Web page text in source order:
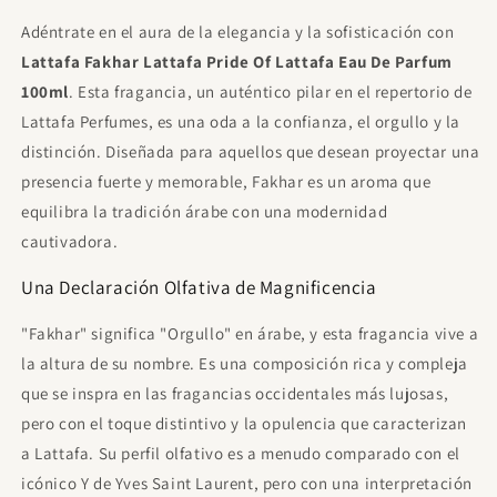
Yacht Man Trillion Eau de Toilette Para
€11.95 Gratis
Gasta €85.00 para desbloquear.
Proraso After Shave Refrescante, con
Eucalipto y Mentol, 400 ml
€21.00
Gratis
Gasta€120.00para desbloquear.
75ml
Gasta€120.00para desbloquear.
Adéntrate en el aura de la elegancia y la sofisticación con
Lattafa Fakhar Lattafa Pride Of Lattafa Eau De Parfum
100ml. Esta fragancia, un auténtico pilar en el repertorio de
Lattafa Perfumes, es una oda a la confianza, el orgullo y la
distinción. Diseñada para aquellos que desean proyectar una
presencia fuerte y memorable, Fakhar es un aroma que
equilibra la tradición árabe con una modernidad
cautivadora.
Una Declaración Olfativa de Magnificencia
"Fakhar" significa "Orgullo" en árabe, y esta fragancia vive a
la altura de su nombre. Es una composición rica y compleja
que se inspra en las fragancias occidentales más lujosas,
pero con el toque distintivo y la opulencia que caracterizan
a Lattafa. Su perfil olfativo es a menudo comparado con el
icónico Y de Yves Saint Laurent, pero con una interpretación